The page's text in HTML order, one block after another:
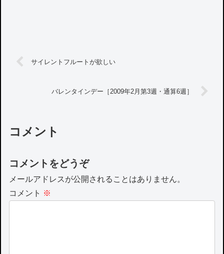
サイレントフルートが欲しい
バレンタインデー［2009年2月第3週・通算6週］
コメント
コメントをどうぞ
メールアドレスが公開されることはありません。
コメント ※